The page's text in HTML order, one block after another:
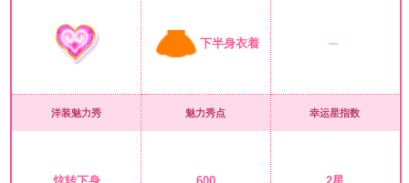
下半身衣着
洋装魅力秀 魅力秀点 幸运星指数